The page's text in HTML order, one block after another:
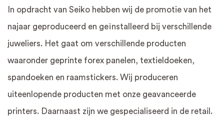
In opdracht van Seiko hebben wij de promotie van het
najaar geproduceerd en geïnstalleerd bij verschillende
juweliers. Het gaat om verschillende producten
waaronder geprinte forex panelen, textieldoeken,
spandoeken en raamstickers. Wij produceren
uiteenlopende producten met onze geavanceerde
printers. Daarnaast zijn we gespecialiseerd in de retail.